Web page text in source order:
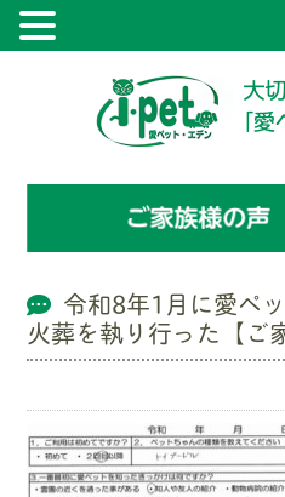
令和8年1月に愛ペ
火葬を執り行った【ご